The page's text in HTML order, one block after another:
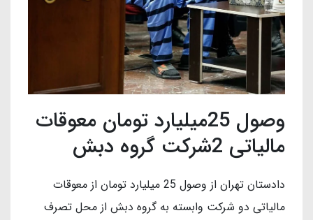
وصول 25میلیارد تومان معوقات
مالیاتی 2شرکت گروه دبش
دادستان تهران از وصول 25 میلیارد تومان از معوقات
مالیاتی دو شرکت وابسته به گروه دبش از محل تصرف